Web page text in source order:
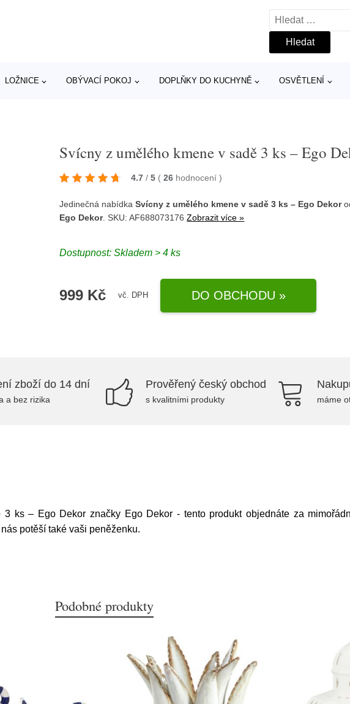
Vyhledávání
LOŽNICE OBÝVACÍ POKOJ DOPLŇKY DO KUCHYNĚ OSVĚTLENÍ
Svícny z umělého kmene v sadě 3 ks – Ego
4.7 / 5 ( 26 hodnocení)
Jedinečná nabídkaSvícny z umělého kmene v sadě 3 ks – Ego Dekor
Ego Dekor. SKU: AF688073176Zobrazit více »
Dostupnost: Skladem > 4 ks
999 Kč vč. DPH DO OBCHODU »
zboží do 14 dní
a bez rizika
Prověřený český obchod
s kvalitními produkty máme
ks – Ego Dekor značky Ego Dekor - tento produkt objednáte za
potěší také vaši peněženku.
Podobné produkty